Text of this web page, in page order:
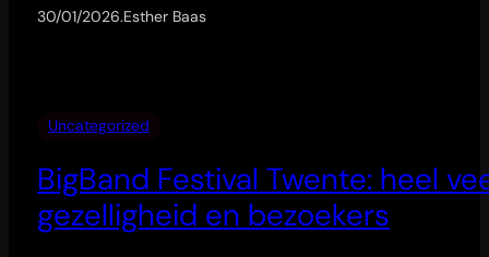
30/01/2026.Esther Baas
Uncategorized
BigBand Festival Twente: heel
gezelligheid en bezoekers